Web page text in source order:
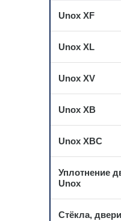
Unox XF
Unox XL
Unox XV
Unox XB
Unox XBC
Уплотнение
Unox
Стёкла,